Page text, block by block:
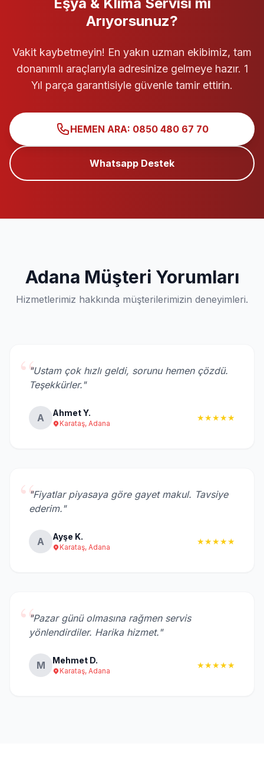
Arıyorsunuz?
Vakit kaybetmeyin! En yakın uzman ekibimiz, tam
donanımlı araçlarıyla adresinize gelmeye hazır. 1
Yıl parça garantisiyle güvenle tamir ettirin.
HEMEN ARA: 0850 480 67 70
Whatsapp Destek
Adana Müşteri Yorumları
Hizmetlerimiz hakkında müşterilerimizin deneyimleri.
“"Ustam çok hızlı geldi, sorunu hemen çözdü.
Teşekkürler."
A Ahmet Y.
Karataş, Adana
★★★★★
“"Fiyatlar piyasaya göre gayet makul. Tavsiye
ederim."
A Ayşe K.
Karataş, Adana
★★★★★
“"Pazar günü olmasına rağmen servis
yönlendirdiler. Harika hizmet."
M Mehmet D.
Karataş, Adana
★★★★★